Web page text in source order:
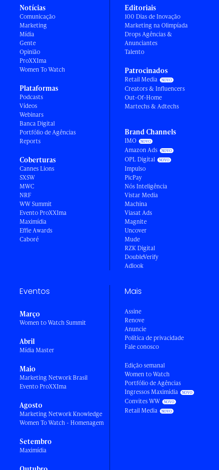
Notícias
Comunicação
Marketing
Mídia
Gente
Opinião
ProXXIma
Women To Watch
Plataformas
Podcasts
Vídeos
Webinars
Banca Digital
Portfólio de Agências
Reports
Coberturas
Cannes Lions
SXSW
MWC
NRF
WW Summit
Evento ProXXIma
Maximídia
Effie Awards
Caboré
Editoriais
100 Dias de Inovação
Marketing na Olimpíada
Drops Agências &
Anunciantes
Talento
Patrocinados
Retail Media
Creators & Influencers
Out-Of-Home
Martechs & Adtechs
Brand Channels
IMO
Amazon Ads
OPL Digital
Impulso
PicPay
Nós Inteligência
Vistar Media
Machina
Viasat Ads
Magnite
Uncover
Mude
RZK Digital
DoubleVerify
Adlook
Eventos
Março
Women to Watch Summit
Abril
Mídia Master
Maio
Marketing Network Brasil
Evento ProXXIma
Agosto
Marketing Network Knowledge
Women To Watch - Homenagem
Setembro
Maximídia
Mais
Assine
Renove
Anuncie
Política de privacidade
Fale conosco
Edição semanal
Women to Watch
Portfólio de Agências
Ingressos Maximídia
Convites WW
Retail Media